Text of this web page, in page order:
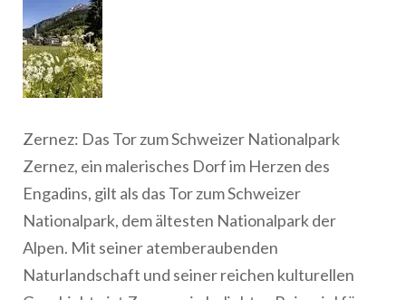
Zernez: Das Tor zum Schweizer Nationalpark
Zernez, ein malerisches Dorf im Herzen des
Engadins, gilt als das Tor zum Schweizer
Nationalpark, dem ältesten Nationalpark der
Alpen. Mit seiner atemberaubenden
Naturlandschaft und seiner reichen kulturellen